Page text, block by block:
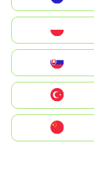
United States
中國香港特別行政區